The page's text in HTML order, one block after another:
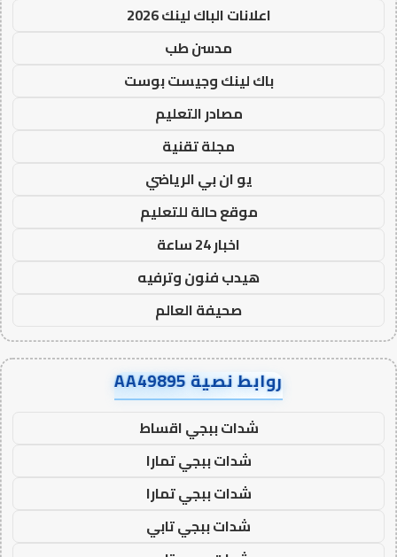
اعلانات الباك لينك 2026
مدسن طب
باك لينك وجيست بوست
مصادر التعليم
مجلة تقنية
يو ان بي الرياضي
موقع حالة للتعليم
اخبار 24 ساعة
هيدب فنون وترفيه
صحيفة العالم
روابط نصية AA49895
شدات ببجي اقساط
شدات ببجي تمارا
شدات ببجي تمارا
شدات ببجي تابي